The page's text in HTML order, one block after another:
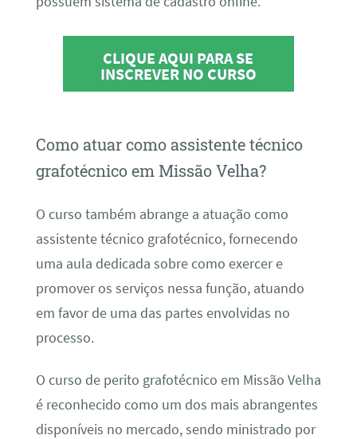
CLIQUE AQUI PARA SE
INSCREVER NO CURSO
Como atuar como assistente técnico
grafotécnico em Missão Velha?
O curso também abrange a atuação como
assistente técnico grafotécnico, fornecendo
uma aula dedicada sobre como exercer e
promover os serviços nessa função, atuando
em favor de uma das partes envolvidas no
processo.
O curso de perito grafotécnico em Missão Velha
é reconhecido como um dos mais abrangentes
disponíveis no mercado, sendo ministrado por